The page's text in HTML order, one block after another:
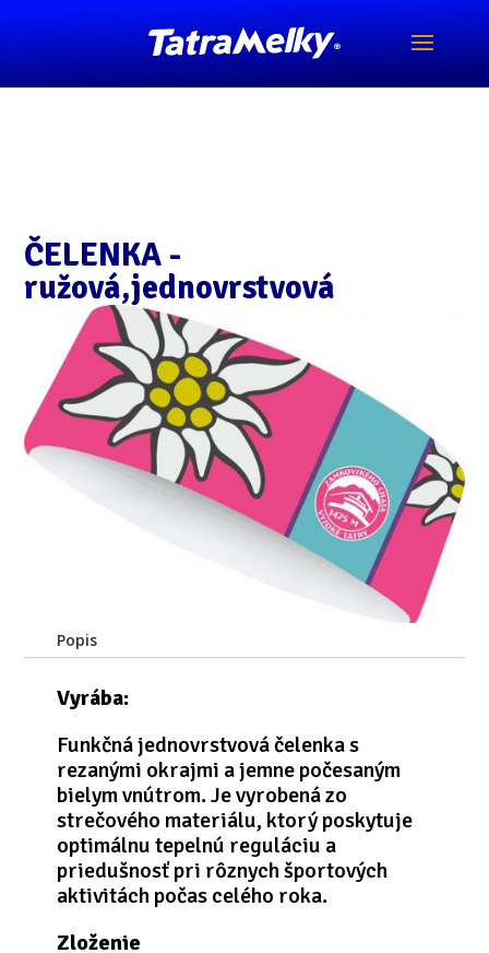
ČELENKA -
ružová,jednovrstvová
Popis
Vyrába:
Funkčná jednovrstvová čelenka s
rezanými okrajmi a jemne počesaným
bielym vnútrom. Je vyrobená zo
strečového materiálu, ktorý poskytuje
optimálnu tepelnú reguláciu a
priedušnosť pri rôznych športových
aktivitách počas celého roka.
Zloženie